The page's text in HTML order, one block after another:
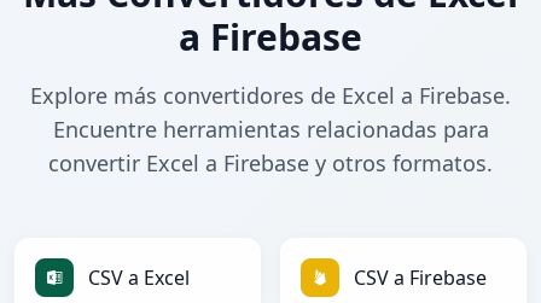
a Firebase
Explore más convertidores de Excel a Firebase.
Encuentre herramientas relacionadas para
convertir Excel a Firebase y otros formatos.
CSV a Excel CSV a Firebase